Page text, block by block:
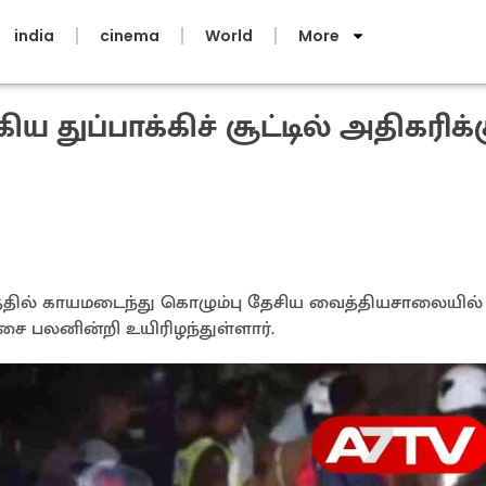
india cinema World More
சூட்டில்
காயமடைந்து கொழும்பு தேசிய வைத்தியசாலையில்
பலனின்றி உயிரிழந்துள்ளார்.